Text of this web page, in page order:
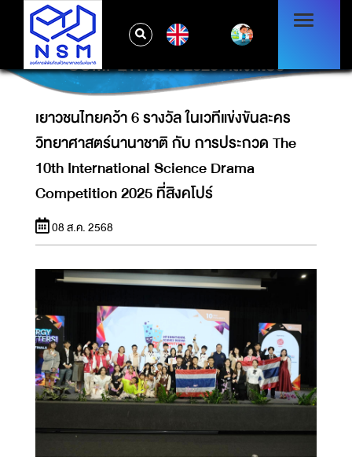
เยาวชนไทยคว้า 6 รางวัล ในเวทีแข่งขันละคร
วิทยาศาสตร์นานาชาติ กับ การประกวด THE
10TH INTERNATIONAL SCIENCE DRAMA
COMPETITION 2025 ที่สิงคโปร์
เยาวชนไทยคว้า 6 รางวัล ในเวทีแข่งขันละคร
วิทยาศาสตร์นานาชาติ กับ การประกวด The
10th International Science Drama
Competition 2025 ที่สิงคโปร์
08 ส.ค. 2568